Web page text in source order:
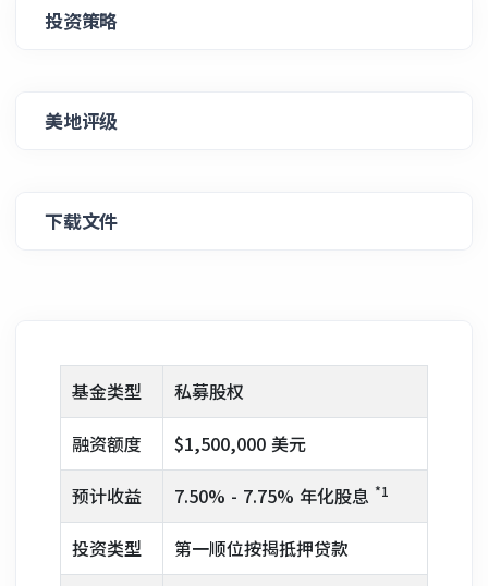
投资策略
美地评级
下载文件
基金类型
私募股权
融资额度
$1,500,000 美元
预计收益
7.50% - 7.75% 年化股息 *1
投资类型
第一顺位按揭抵押贷款